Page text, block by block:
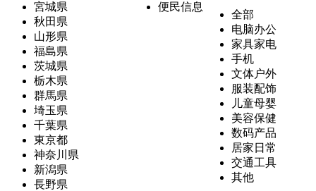
宮城県
秋田県
山形県
福島県
茨城県
栃木県
群馬県
埼玉県
千葉県
東京都
神奈川県
新潟県
長野県
便民信息
全部
电脑办公
家具家电
手机
文体户外
服装配饰
儿童母婴
美容保健
数码产品
居家日常
交通工具
其他